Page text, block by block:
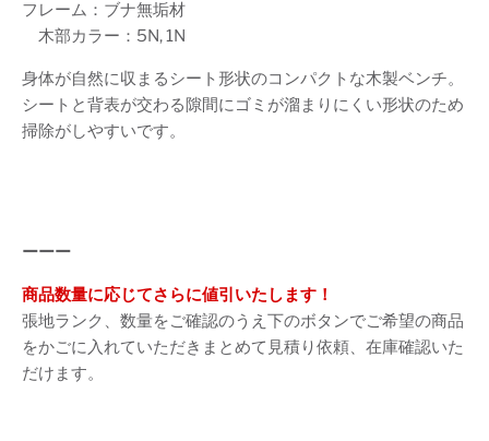
フレーム：ブナ無垢材
木部カラー：5N, 1N
身体が自然に収まるシート形状のコンパクトな木製ベンチ。
シートと背表が交わる隙間にゴミが溜まりにくい形状のため
掃除がしやすいです。
ーーー
商品数量に応じてさらに値引いたします！
張地ランク、数量をご確認のうえ下のボタンでご希望の商品
をかごに入れていただきまとめて見積り依頼、在庫確認いた
だけます。